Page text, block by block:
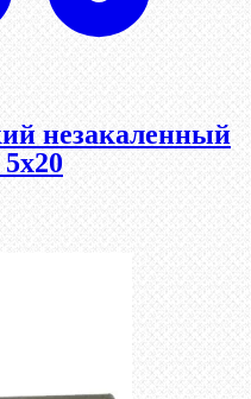
незакаленный